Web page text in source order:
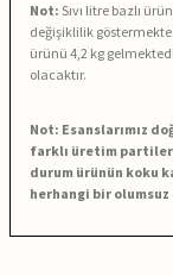
Not: Sıvı litre bazlı
değişiklilik
ürünü 4,2 kg
olacaktır.
Not: Esanslarımız
farklı üretim
durum ürünün koku
herhangi bir